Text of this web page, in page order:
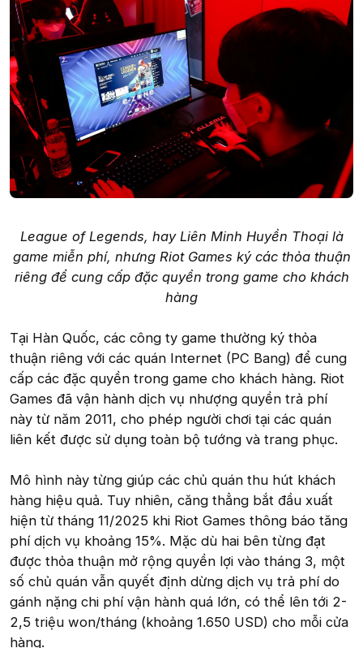
League of Legends, hay Liên Minh Huyền Thoại là
game miễn phí, nhưng Riot Games ký các thỏa thuận
riêng để cung cấp đặc quyền trong game cho khách
hàng
Tại Hàn Quốc, các công ty game thường ký thỏa
thuận riêng với các quán Internet (PC Bang) để cung
cấp các đặc quyền trong game cho khách hàng. Riot
Games đã vận hành dịch vụ nhượng quyền trả phí
này từ năm 2011, cho phép người chơi tại các quán
liên kết được sử dụng toàn bộ tướng và trang phục.
Mô hình này từng giúp các chủ quán thu hút khách
hàng hiệu quả. Tuy nhiên, căng thẳng bắt đầu xuất
hiện từ tháng 11/2025 khi Riot Games thông báo tăng
phí dịch vụ khoảng 15%. Mặc dù hai bên từng đạt
được thỏa thuận mở rộng quyền lợi vào tháng 3, một
số chủ quán vẫn quyết định dừng dịch vụ trả phí do
gánh nặng chi phí vận hành quá lớn, có thể lên tới 2-
2,5 triệu won/tháng (khoảng 1.650 USD) cho mỗi cửa
hàng.